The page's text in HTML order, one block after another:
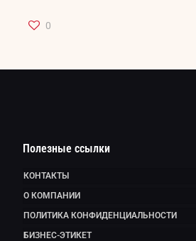
0
Полезные ссылки
КОНТАКТЫ
О КОМПАНИИ
ПОЛИТИКА КОНФИДЕНЦИАЛЬНОСТИ
БИЗНЕС-ЭТИКЕТ